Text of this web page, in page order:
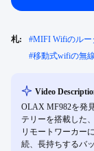
札: #MIFI Wifiのルー
#移動式wifiの無
Video
OLAX MF982を発
テリーを搭載した
リモートワーカー
続、長持ちするバ